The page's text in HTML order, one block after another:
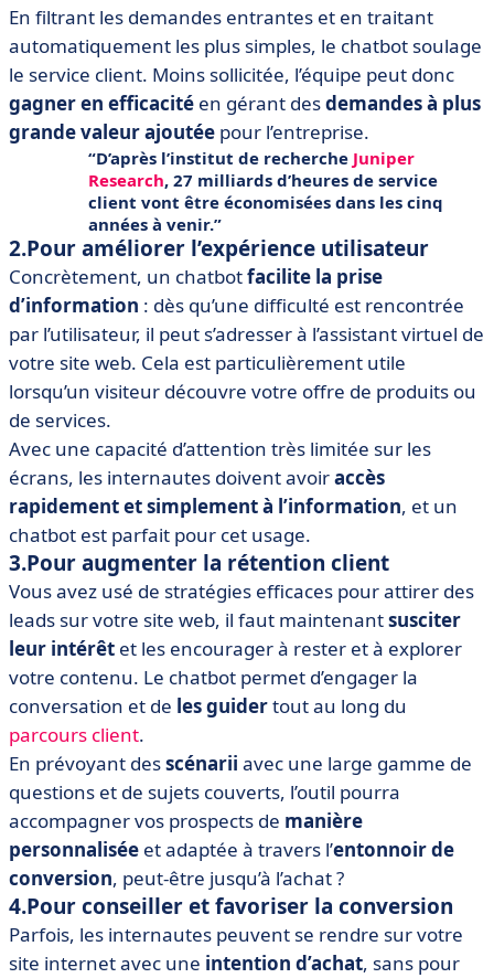
En filtrant les demandes entrantes et en traitant
automatiquement les plus simples, le chatbot soulage
le service client. Moins sollicitée, l’équipe peut donc
gagner en efficacité en gérant desdemandes à plus
grande valeur ajoutée pour l’entreprise.
D’après l’institut de recherche Juniper
Research, 27 milliards d’heures de service
client vont être économisées dans les cinq
années à venir.
2.Pour améliorer l’expérience utilisateur
Concrètement, un chatbotfacilite la prise
d’information : dès qu’une difficulté est rencontrée
par l’utilisateur, il peut s’adresser à l’assistant virtuel de
votre site web. Cela est particulièrement utile
lorsqu’un visiteur découvre votre offre de produits ou
de services.
Avec une capacité d’attention très limitée sur les
écrans, les internautes doivent avoiraccès
rapidement et simplement à l’information, et un
chatbot est parfait pour cet usage.
3.Pour augmenter la rétention client
Vous avez usé de stratégies efficaces pour attirer des
leads sur votre site web, il faut maintenantsusciter
leur intérêt et les encourager à rester et à explorer
votre contenu. Le chatbot permet d’engager la
conversation et de lesguidertout au long du
parcours client.
En prévoyant desscénarii avec une large gamme de
questions et de sujets couverts, l’outil pourra
accompagner vos prospects de manière
personnalisée et adaptée à travers l’entonnoir de
conversion, peut-être jusqu’à l’achat ?
4.Pour conseiller et favoriser la conversion
Parfois, les internautes peuvent se rendre sur votre
site internet avec une intention d’achat, sans pour